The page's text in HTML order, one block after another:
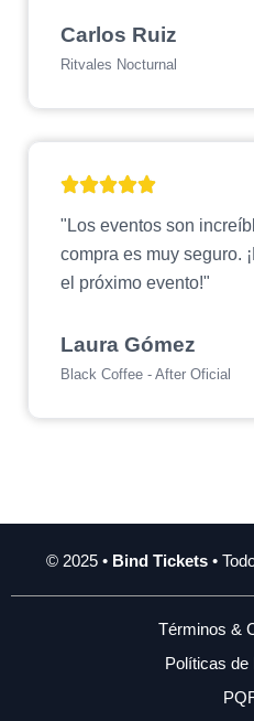
Carlos Ruiz
Ritvales Nocturnal
"Los eventos son
compra es muy seguro.
el próximo evento!"
Laura Gómez
Black Coffee - After Oficial
© 2025 • Bind Tickets•
Términos &
Políticas de